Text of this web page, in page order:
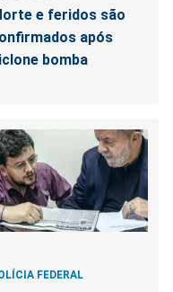
e feridos são
após
bomba
FEDERAL